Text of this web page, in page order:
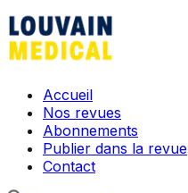
Accueil
Nos revues
Abonnements
Publier dans la revue
Contact